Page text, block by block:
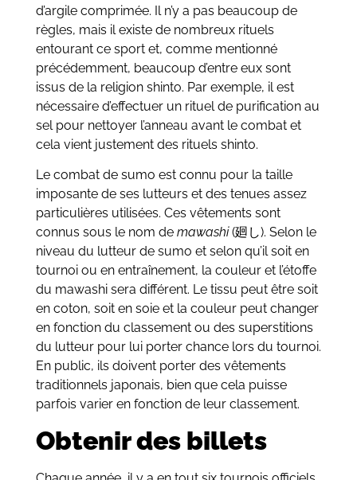
d’argile comprimée. Il n’y a pas beaucoup de
règles, mais il existe de nombreux rituels
entourant ce sport et, comme mentionné
précédemment, beaucoup d’entre eux sont
issus de la religion shinto. Par exemple, il est
nécessaire d’effectuer un rituel de purification au
sel pour nettoyer l’anneau avant le combat et
cela vient justement des rituels shinto.
Le combat de sumo est connu pour la taille
imposante de ses lutteurs et des tenues assez
particulières utilisées. Ces vêtements sont
connus sous le nom de mawashi(廻し). Selon le
niveau du lutteur de sumo et selon qu’il soit en
tournoi ou en entraînement, la couleur et l’étoffe
du mawashi sera différent. Le tissu peut être soit
en coton, soit en soie et la couleur peut changer
en fonction du classement ou des superstitions
du lutteur pour lui porter chance lors du tournoi.
En public, ils doivent porter des vêtements
traditionnels japonais, bien que cela puisse
parfois varier en fonction de leur classement.
Obtenir des billets